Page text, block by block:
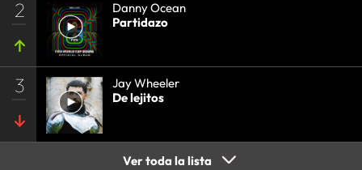
2
Danny Ocean
Partidazo
3
Jay Wheeler
De lejitos
Ver toda la lista